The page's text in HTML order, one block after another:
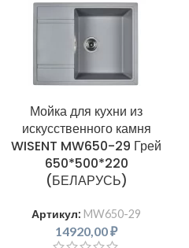
Мойка для кухни из
искусственного камня
WISENT MW650-29 Грей
650*500*220
(БЕЛАРУСЬ)
Артикул: MW650-29
14920,00₽